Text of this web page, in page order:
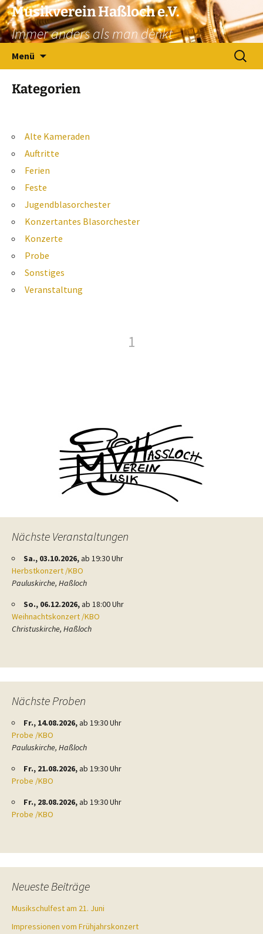
Zum
Inhalt
springen
Musikverein Haßloch e.V.
Immer anders als man denkt
Menü
Suchen
nach:
Kategorien
Alte Kameraden
Auftritte
Ferien
Feste
Jugendblasorchester
Konzertantes Blasorchester
Konzerte
Probe
Sonstiges
Veranstaltung
1
Nächste Veranstaltungen
Sa., 03.10.2026,ab 19:30 Uhr
Herbstkonzert /KBO
Pauluskirche, Haßloch
So., 06.12.2026,ab 18:00 Uhr
Weihnachtskonzert /KBO
Christuskirche, Haßloch
Nächste Proben
Fr., 14.08.2026,ab 19:30 Uhr
Probe /KBO
Pauluskirche, Haßloch
Fr., 21.08.2026,ab 19:30 Uhr
Probe /KBO
Fr., 28.08.2026,ab 19:30 Uhr
Probe /KBO
Neueste Beiträge
Musikschulfest am 21. Juni
Impressionen vom Frühjahrskonzert